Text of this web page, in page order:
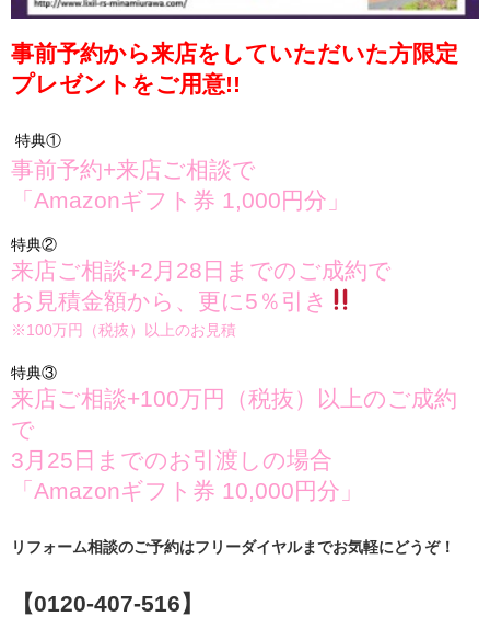
事前予約から来店をしていただいた方限定
プレゼントをご用意!!
特典①
事前予約+来店ご相談で
「Amazonギフト券 1,000円分」
特典②
来店ご相談+2月28日までのご成約で
お見積金額から、更に5％引き
※100万円（税抜）以上のお見積
特典③
来店ご相談+100万円（税抜）以上のご成約
で
3月25日までのお引渡しの場合
「Amazonギフト券 10,000円分」
リフォーム相談のご予約はフリーダイヤルまでお気軽にどうぞ！
【0120-407-516】